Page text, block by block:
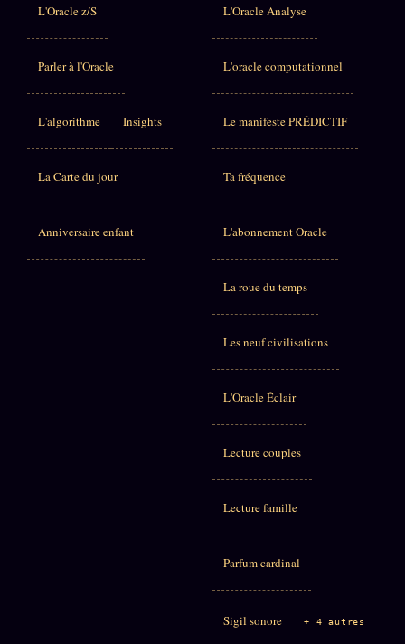
L'Oracle z/S
Parler à l'Oracle
L'algorithme Insights
La Carte du jour
Anniversaire enfant
L'Oracle Analyse
L'oracle computationnel
Le manifeste PRÉDICTIF
Ta fréquence
L'abonnement Oracle
La roue du temps
Les neuf civilisations
L'Oracle Éclair
Lecture couples
Lecture famille
Parfum cardinal
Sigil sonore + 4 autres